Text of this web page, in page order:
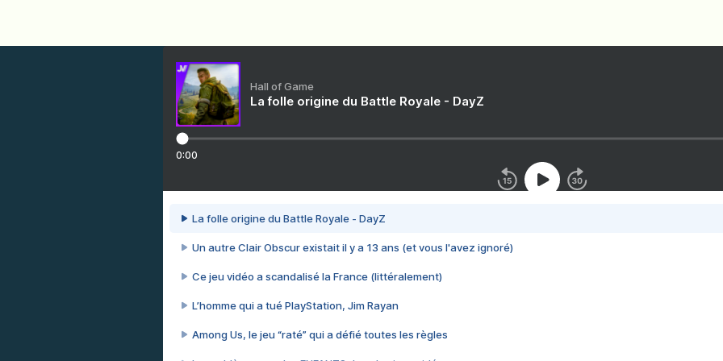
Hall of Game
La folle origine du Battle Royale - DayZ
0:00
La folle origine du Battle Royale - DayZ
Un autre Clair Obscur existait il y a 13 ans (et vous l'avez ignoré)
Ce jeu vidéo a scandalisé la France (littéralement)
L’homme qui a tué PlayStation, Jim Rayan
Among Us, le jeu “raté” qui a défié toutes les règles